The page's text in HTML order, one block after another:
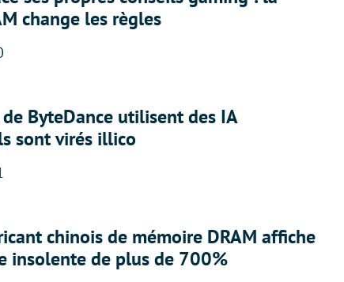
change les règles
de ByteDance utilisent des IA
sont virés illico
chinois de mémoire DRAM affiche
insolente de plus de 700%